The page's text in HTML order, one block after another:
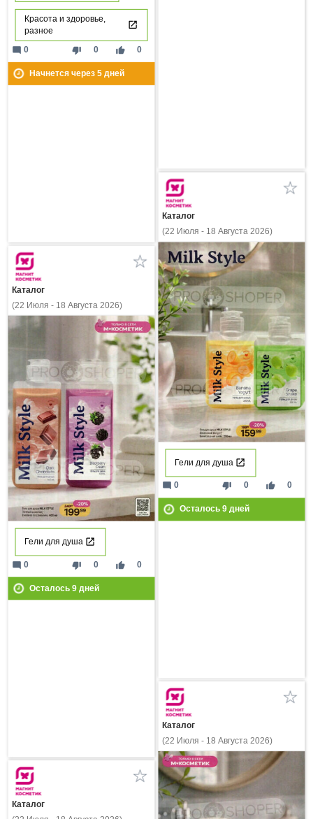
Красота и здоровье,
разное
thumb_down 0 thumb_up 0
mode_comment 0
Начнется через 5дней
Каталог
(22 Июля - 18 Августа 2026)
Гели для душа
thumb_down 0 thumb_up 0
mode_comment 0
Осталось 9дней
Каталог
(22 Июля - 18 Августа 2026)
Гели для душа
thumb_down 0 thumb_up 0
mode_comment 0
Осталось 9дней
Каталог
(22 Июля - 18 Августа 2026)
Каталог